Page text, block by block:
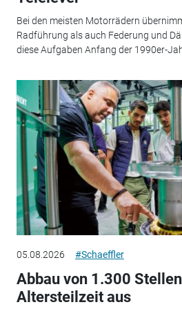
Bei den meisten Motorrädern
Radführung als auch Federung und
diese Aufgaben Anfang der 1990er-
05.08.2026 #Schaeffler
Abbau von 1.300
Altersteilzeit aus